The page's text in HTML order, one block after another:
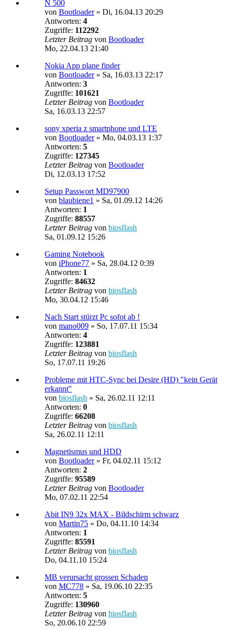
N 500
von Bootloader» Di, 16.04.13 20:29
Antworten: 4
Zugriffe: 112292
Letzter Beitrag von Bootloader
Mo, 22.04.13 21:40
Nokia App plane finder
von Bootloader» Sa, 16.03.13 22:17
Antworten: 3
Zugriffe: 101621
Letzter Beitrag von Bootloader
Sa, 16.03.13 22:57
sony xperia z smartphone und LTE
von Bootloader» Mo, 04.03.13 1:37
Antworten: 5
Zugriffe: 127345
Letzter Beitrag von Bootloader
Di, 12.03.13 17:52
Setup Passwort MD97900
von blaubiene1 » Sa, 01.09.12 14:26
Antworten: 1
Zugriffe: 88557
Letzter Beitrag von biosflash
Sa, 01.09.12 15:26
Gaming Notebook
von iPhone77 » Sa, 28.04.12 0:39
Antworten: 1
Zugriffe: 84632
Letzter Beitrag von biosflash
Mo, 30.04.12 15:46
Nach Start stürzt Pc sofot ab !
von mano009 » So, 17.07.11 15:34
Antworten: 4
Zugriffe: 123881
Letzter Beitrag von biosflash
So, 17.07.11 19:26
Probleme mit HTC-Sync bei Desire (HD) "kein Gerät
erkannt"
von biosflash » Sa, 26.02.11 12:11
Antworten: 0
Zugriffe: 66208
Letzter Beitrag von biosflash
Sa, 26.02.11 12:11
Magnetismus und HDD
von Bootloader» Fr, 04.02.11 15:12
Antworten: 2
Zugriffe: 95589
Letzter Beitrag von Bootloader
Mo, 07.02.11 22:54
Abit IN9 32x MAX - Bildschirm schwarz
von Martin75 » Do, 04.11.10 14:34
Antworten: 1
Zugriffe: 85591
Letzter Beitrag von biosflash
Do, 04.11.10 15:24
MB verursacht grossen Schaden
von MC778 » Sa, 19.06.10 22:35
Antworten: 5
Zugriffe: 130960
Letzter Beitrag von biosflash
So, 20.06.10 22:59